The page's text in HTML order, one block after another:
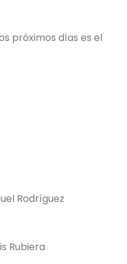
próximos días es el
Rodríguez
Rubiera